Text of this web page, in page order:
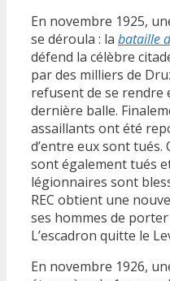
En novembre 1925,
se déroula : la bataille
défend la célèbre
par des milliers de
refusent de se rendre
dernière balle.
assaillants ont été
d’entre eux sont
sont également tués
légionnaires sont
REC obtient une
ses hommes de
L’escadron quitte le
En novembre 1926,